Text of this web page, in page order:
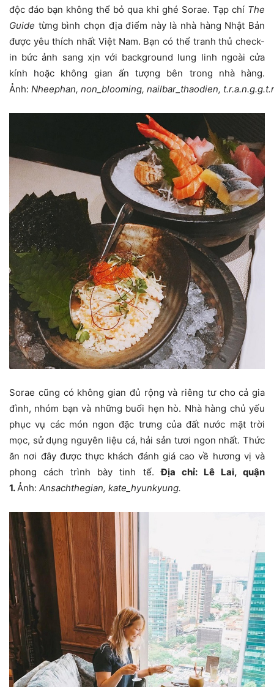
độc đáo bạn không thể bỏ qua khi ghé Sorae. Tạp chí The
Guide từng bình chọn địa điểm này là nhà hàng Nhật Bản
được yêu thích nhất Việt Nam. Bạn có thể tranh thủ check-
in bức ảnh sang xịn với background lung linh ngoài cửa
kính hoặc không gian ấn tượng bên trong nhà hàng.
Ảnh: Nheephan, non_blooming, nailbar_thaodien,
Sorae cũng có không gian đủ rộng và riêng tư cho cả gia
đình, nhóm bạn và những buổi hẹn hò. Nhà hàng chủ yếu
phục vụ các món ngon đặc trưng của đất nước mặt trời
mọc, sử dụng nguyên liệu cá, hải sản tươi ngon nhất. Thức
ăn nơi đây được thực khách đánh giá cao về hương vị và
phong cách trình bày tinh tế.Địa chỉ: Lê Lai, quận
1.Ảnh: Ansachthegian, kate_hyunkyung.